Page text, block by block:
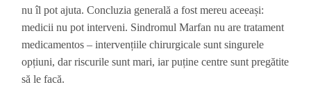
nu îl pot ajuta. Concluzia generală a fost mereu aceeași:
medicii nu pot interveni. Sindromul Marfan nu are tratament
medicamentos – intervențiile chirurgicale sunt singurele
opțiuni, dar riscurile sunt mari, iar puține centre sunt pregătite
să le facă.